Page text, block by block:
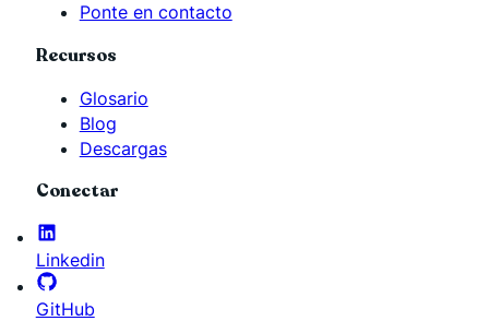
Ponte en contacto
Recursos
Glosario
Blog
Descargas
Conectar
Linkedin
GitHub